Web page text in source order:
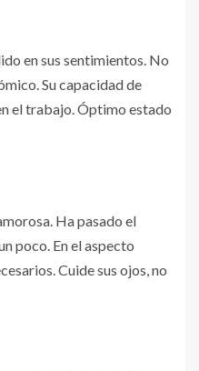
en sus sentimientos. No
Su capacidad de
el trabajo. Óptimo estado
Ha pasado el
poco. En el aspecto
Cuide sus ojos, no